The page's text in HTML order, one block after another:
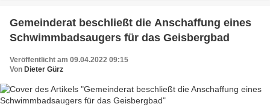
Gemeinderat beschließt die Anschaffung eines
Schwimmbadsaugers für das Geisbergbad
Veröffentlicht am 09.04.2022 09:15
Von Dieter Gürz